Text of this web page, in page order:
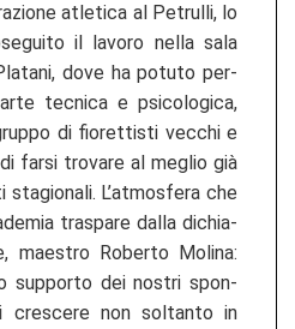
atle­ti­ca al Pe­trul­li, lo
il la­vo­ro nella sala
dove ha po­tu­to per­
tec­ni­ca e psi­co­lo­gi­ca,
di fio­ret­tis­ti vec­chi e
farsi tro­va­re al meg­lio già
stagio­na­li. L’at­mos­fe­ra che
traspa­re dalla di­chia­
maes­tro Ro­ber­to Mo­li­na:
sup­por­to dei nos­tri spon­
cres­ce­re non sol­tan­to in